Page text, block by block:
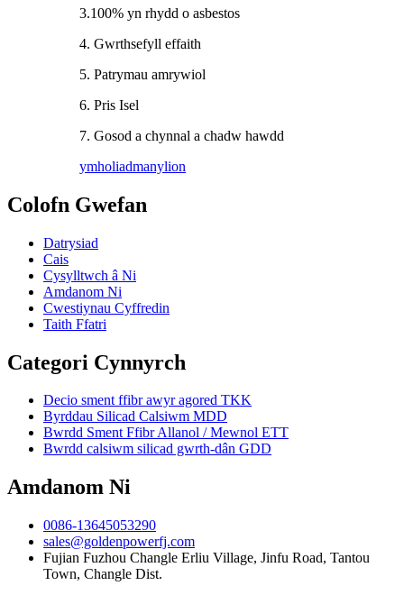
3.100% yn rhydd o asbestos
4. Gwrthsefyll effaith
5. Patrymau amrywiol
6. Pris Isel
7. Gosod a chynnal a chadw hawdd
ymholiadmanylion
Colofn Gwefan
Datrysiad
Cais
Cysylltwch â Ni
Amdanom Ni
Cwestiynau Cyffredin
Taith Ffatri
Categori Cynnyrch
Decio sment ffibr awyr agored TKK
Byrddau Silicad Calsiwm MDD
Bwrdd Sment Ffibr Allanol / Mewnol ETT
Bwrdd calsiwm silicad gwrth-dân GDD
Amdanom Ni
0086-13645053290
sales@goldenpowerfj.com
Fujian Fuzhou Changle Erliu Village, Jinfu Road, Tantou
Town, Changle Dist.